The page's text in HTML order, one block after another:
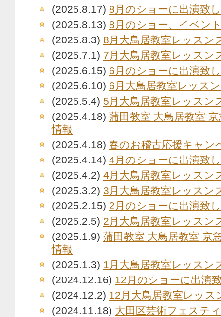
(2025.8.17) 8月のショーに出演致
(2025.8.13) 8月のショー、イベン
(2025.8.3) 8月大鳥居教室レッスン
(2025.7.1) 7月大鳥居教室レッスン
(2025.6.15) 6月のショーに出演致
(2025.6.10) 6月大鳥居教室レッス
(2025.5.4) 5月大鳥居教室レッスン
(2025.4.18) 蒲田教室 大鳥居教室
情報
(2025.4.18) 春のお稽古応援キャン
(2025.4.14) 4月のショーに出演致
(2025.4.2) 4月大鳥居教室レッスン
(2025.3.2) 3月大鳥居教室レッスン
(2025.2.15) 2月のショーに出演致
(2025.2.5) 2月大鳥居教室レッスン
(2025.1.9) 蒲田教室 大鳥居教室 京
情報
(2025.1.3) 1月大鳥居教室レッスン
(2024.12.16) 12月のショーに出演
(2024.12.2) 12月大鳥居教室レッス
(2024.11.18) 大田区芸術フェステ